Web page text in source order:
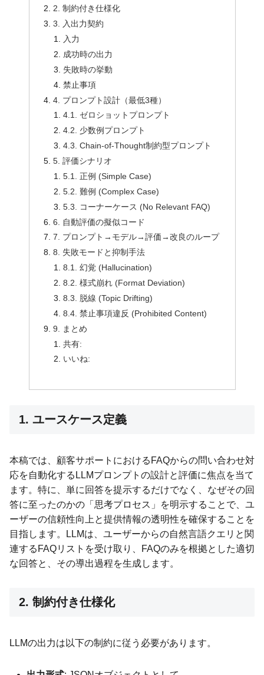
2. 制約付き仕様化
3. 入出力契約
入力
成功時の出力
失敗時の挙動
禁止事項
4. プロンプト設計（最低3種）
4.1. ゼロショットプロンプト
4.2. 少数例プロンプト
4.3. Chain-of-Thought制約型プロンプト
5. 評価シナリオ
5.1. 正例 (Simple Case)
5.2. 難例 (Complex Case)
5.3. コーナーケース (No Relevant FAQ)
6. 自動評価の擬似コード
7. プロンプト→モデル→評価→改良のループ
8. 失敗モードと抑制手法
8.1. 幻覚 (Hallucination)
8.2. 様式崩れ (Format Deviation)
8.3. 脱線 (Topic Drifting)
8.4. 禁止事項違反 (Prohibited Content)
9. まとめ
共有:
いいね:
1. ユースケース定義
本稿では、顧客サポートにおけるFAQからの問い合わせ対
応を自動化するLLMプロンプトの設計と評価に焦点を当て
ます。特に、単に回答を提示するだけでなく、なぜその回
答に至ったのかの「思考プロセス」を明示することで、ユ
ーザーの信頼性向上と提供情報の透明性を確保することを
目指します。LLMは、ユーザーからの自然言語クエリと関
連するFAQリストを受け取り、FAQのみを根拠とした適切
な回答と、その導出過程を生成します。
2. 制約付き仕様化
LLMの出力は以下の制約に従う必要があります。